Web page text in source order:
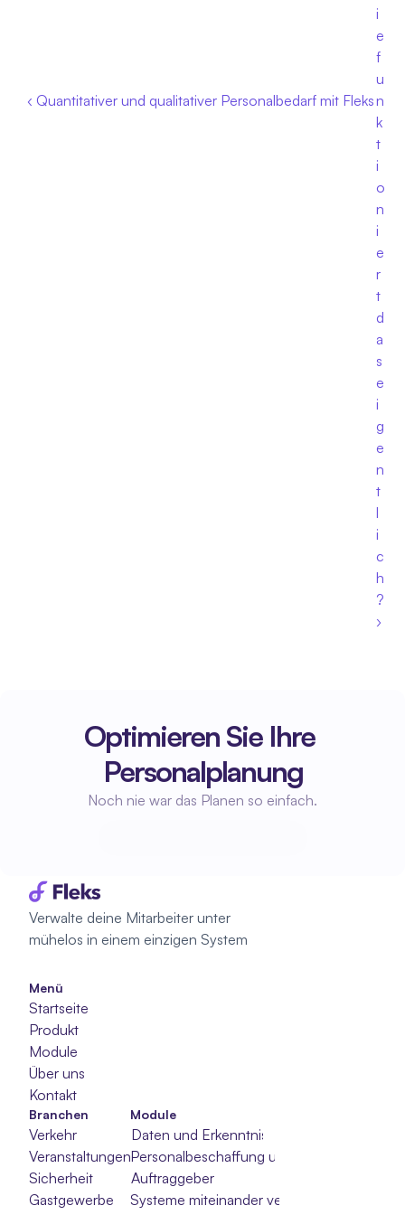
‹ Quantitativer und qualitativer Personalbedarf mit Fleks
i
e
f
u
n
k
t
i
o
n
i
e
r
t
d
a
s
e
i
g
e
n
t
l
i
c
h
?
›
Optimieren Sie Ihre
Personalplanung
Noch nie war das Planen so einfach.
Verwalte deine Mitarbeiter unter
mühelos in einem einzigen System
Menü
Startseite
Produkt
Module
Über uns
Kontakt
Module
Daten und Erkenntnisse
Personalbeschaffung und -auswahl
Auftraggeber
Systeme miteinander verbinden
Branchen
Verkehr
Veranstaltungen
Sicherheit
Gastgewerbe